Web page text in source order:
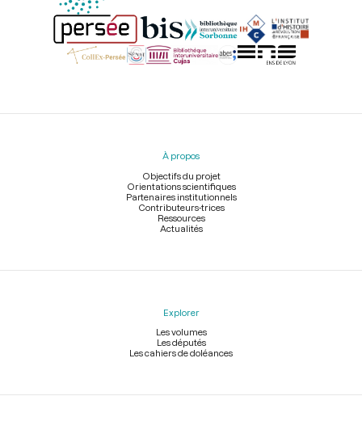
Menu
À propos
Objectifs du projet
Orientations scientifiques
Partenaires institutionnels
Contributeurs-trices
Ressources
Actualités
Explorer
Les volumes
Les députés
Les cahiers de doléances